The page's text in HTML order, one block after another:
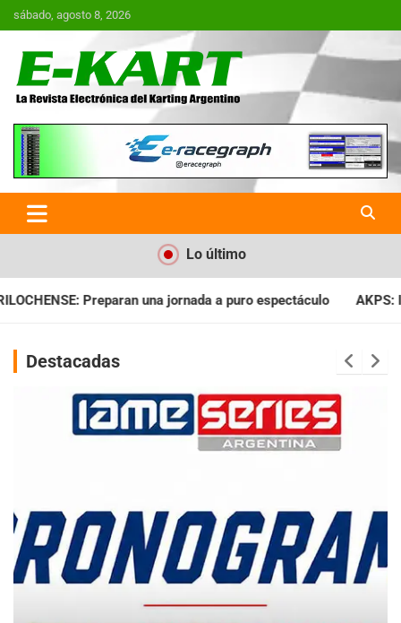
Saltar
al
sábado, agosto 8, 2026
E-Kart.com.ar | La Revista
Electrónica del Karting en
Argentina
Lo último
a puro espectáculo AKPS: Intervino la IGJ y oficializó el
Destacadas